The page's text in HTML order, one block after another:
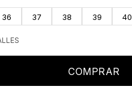
36 37 38 39 40
COMPRAR